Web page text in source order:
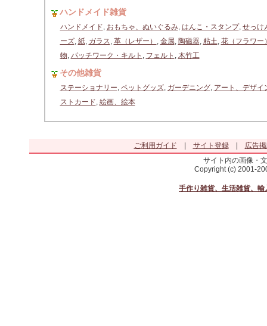
ハンドメイド雑貨
ハンドメイド, おもちゃ、ぬいぐるみ, はんこ・スタンプ, せっけ
ーズ, 紙, ガラス, 革（レザー） , 金属, 陶磁器, 粘土, 花（フラワー
物, パッチワーク・キルト , フェルト , 木竹工
その他雑貨
ステーショナリー, ペットグッズ, ガーデニング, アート、デザイ
ストカード, 絵画、絵本
ご利用ガイド サイト登録|
広告
サイト内の画像・
Copyright (c) 2001-
手作り雑貨、生活雑貨、